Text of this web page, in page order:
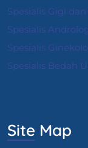
Spesialis Gigi
Spesialis
Spesialis
Spesialis Bedah
Site Map